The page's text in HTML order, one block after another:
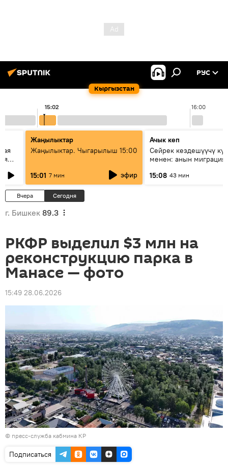
Кыргызстан
РУС
16:00
15:02
Жаңылыктар
Жаңылыктар. Чыгарылыш 15:00
15:01 7 мин эфир
Ачык кеп
Сейрек кездешүүчү
менен: анын
15:08 43 мин
Вчера Сегодня
г. Бишкек 89.3
РКФР выделил $3 млн на
реконструкцию парка в
Манасе — фото
15:49 28.06.2026
© пресс-служба кабмина КР
Подписаться